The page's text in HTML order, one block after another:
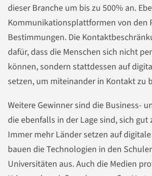
dieser Branche um bis zu 500% an.
Kommunikationsplattformen von den
Bestimmungen. Die
dafür, dass die Menschen sich nicht
können, sondern stattdessen auf
setzen, um miteinander in Kontakt zu
Weitere Gewinner sind die Business-
die ebenfalls in der Lage sind, sich
Immer mehr Länder setzen auf
bauen die Technologien in den
Universitäten aus. Auch die Medien